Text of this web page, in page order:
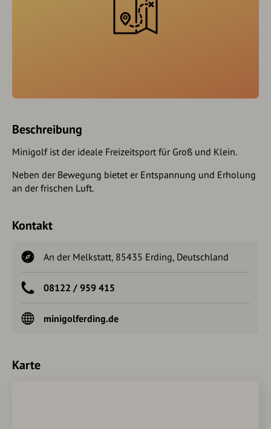
Beschreibung
Minigolf ist der ideale Freizeitsport für Groß und Klein.
Neben der Bewegung bietet er Entspannung und Erholung
an der frischen Luft.
Kontakt
An der Melkstatt, 85435 Erding, Deutschland
08122 / 959 415
minigolferding.de
Karte